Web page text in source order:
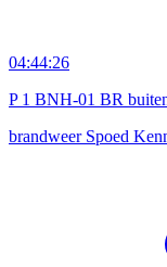
04:44:26
P 1 BNH-01 BR
brandweer Spoed